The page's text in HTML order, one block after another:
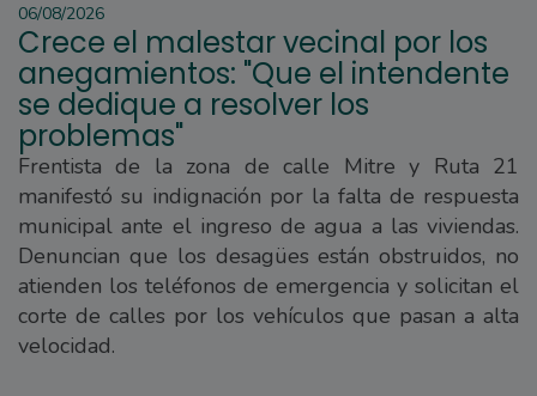
06/08/2026
Crece el malestar vecinal por los
anegamientos: "Que el intendente
se dedique a resolver los
problemas"
Frentista de la zona de calle Mitre y Ruta 21
manifestó su indignación por la falta de respuesta
municipal ante el ingreso de agua a las viviendas.
Denuncian que los desagües están obstruidos, no
atienden los teléfonos de emergencia y solicitan el
corte de calles por los vehículos que pasan a alta
velocidad.